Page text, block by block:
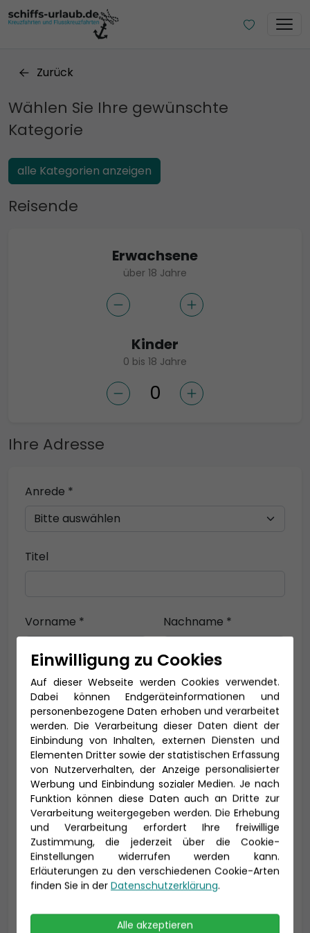
Zurück
Wählen Sie Ihre gewünschte
Kategorie
alle Kategorien anzeigen
Reisende
Erwachsene
über 18 Jahre
Kinder
0 bis 18 Jahre
Ihre Adresse
Anrede *
Titel
Vorname * Nachname *
E-Mail *
Telefon *
Geburtsdatum
Einwilligung zu Cookies
Auf dieser Webseite werden Cookies verwendet.
Dabei können Endgeräteinformationen und
personenbezogene Daten erhoben und verarbeitet
werden. Die Verarbeitung dieser Daten dient der
Einbindung von Inhalten, externen Diensten und
Elementen Dritter sowie der statistischen Erfassung
von Nutzerverhalten, der Anzeige personalisierter
Werbung und Einbindung sozialer Medien. Je nach
Funktion können diese Daten auch an Dritte zur
Verarbeitung weitergegeben werden. Die Erhebung
und Verarbeitung erfordert Ihre freiwillige
Zustimmung, die jederzeit über die Cookie-
Einstellungen widerrufen werden kann.
Erläuterungen zu den verschiedenen Cookie-Arten
finden Sie in der Datenschutzerklärung.
Alle akzeptieren